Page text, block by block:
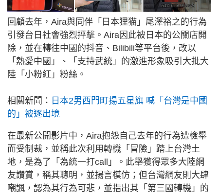
回顧去年，Aira與同伴「日本狸猫」尾澤裕之的行為
引發台日社會強烈抨擊。Aira因此被日本的公關店開
除，並在轉往中國的抖音、Bilibili等平台後，改以
「熱愛中國」、「支持武統」的激進形象吸引大批大
陸「小粉紅」粉絲。
相關新聞： 日本2男西門町揚五星旗 喊「台灣是中國
的」被逐出境
在最新公開影片中，Aira抱怨自己去年的行為遭檢舉
而受制裁，並稱此次利用轉機「冒險」踏上台灣土
地，是為了「為統一打call」。此舉獲得眾多大陸網
友讚賞，稱其聰明，並揚言模仿；但台灣網友則大肆
嘲諷，認為其行為可悲，並指出其「第三國轉機」的